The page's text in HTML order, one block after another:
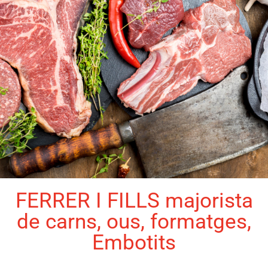
FERRER I FILLS majorista
de carns, ous, formatges,
Embotits